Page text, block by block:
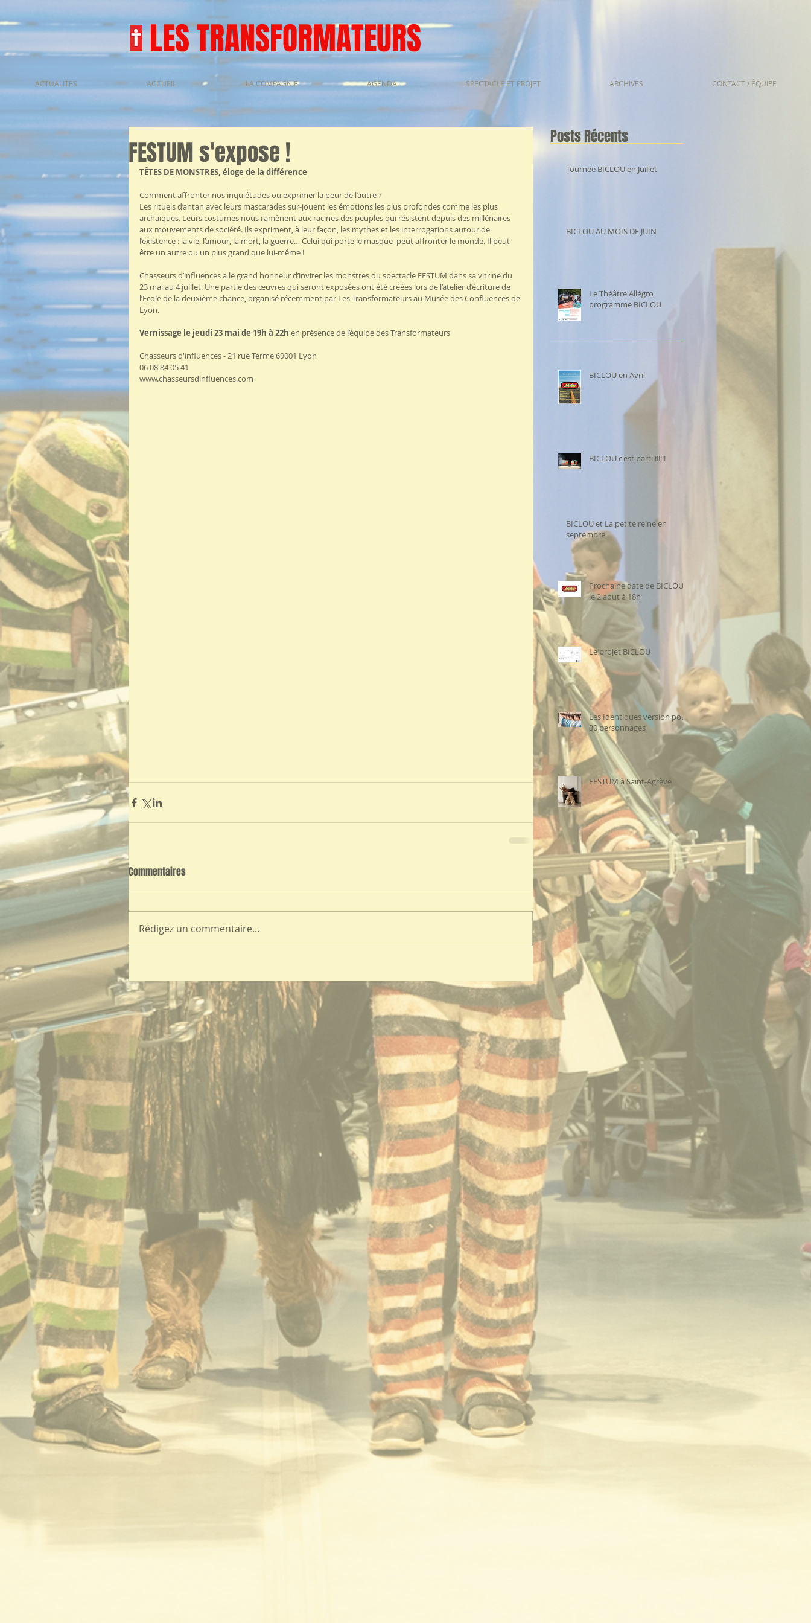
LES TRANSFORMATEURS
ACTUALITES ACCUEIL LA COMPAGNIE AGENDA SPECTACLE ET PROJET ARCHIVES CONTACT / ÉQUIPE
FESTUM s'expose !
TÊTES DE MONSTRES, éloge de la différence
Comment affronter nos inquiétudes ou exprimer la peur de l’autre ?
Les rituels d’antan avec leurs mascarades sur-jouent les émotions les plus profondes comme les plus
archaïques. Leurs costumes nous ramènent aux racines des peuples qui résistent depuis des millénaires
aux mouvements de société. Ils expriment, à leur façon, les mythes et les interrogations autour de
l’existence : la vie, l’amour, la mort, la guerre… Celui qui porte le masque  peut affronter le monde. Il peut
être un autre ou un plus grand que lui-même !
Chasseurs d’influences a le grand honneur d’inviter les monstres du spectacle FESTUM dans sa vitrine du
23 mai au 4 juillet. Une partie des œuvres qui seront exposées ont été créées lors de l’atelier d’écriture de
l’Ecole de la deuxième chance, organisé récemment par Les Transformateurs au Musée des Confluences de
Lyon.
Vernissage le jeudi 23 mai de 19h à 22h en présence de l’équipe des Transformateurs
Chasseurs d'influences - 21 rue Terme 69001 Lyon
06 08 84 05 41
www.chasseursdinfluences.com
Commentaires
Rédigez un commentaire...
Posts Récents
Tournée BICLOU en Juillet
BICLOU AU MOIS DE JUIN
Le Théâtre Allégro
programme BICLOU
BICLOU en Avril
BICLOU c'est parti !!!!!!
BICLOU et La petite reine en
septembre
Prochaine date de BICLOU
le 2 aout à 18h
Le projet BICLOU
Les Identiques version pour
30 personnages
FESTUM à Saint-Agrève